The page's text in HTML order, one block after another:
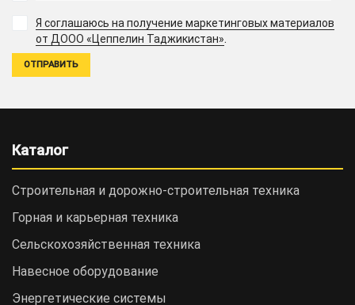
Я соглашаюсь на получение маркетинговых материалов
от ДООО «Цеппелин Таджикистан».
Каталог
Строительная и дорожно-cтроительная техника
Горная и карьерная техника
Сельскохозяйственная техника
Навесное оборудование
Энергетические системы